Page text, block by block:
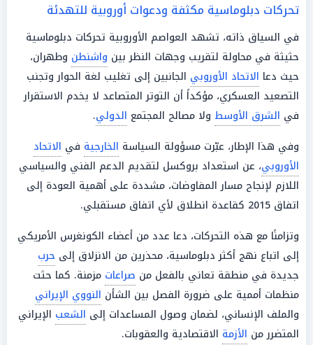
تحركات دبلوماسية مكثفة ودعوات أوروبية للتهدئة
في السياق ذاته، تشهد العواصم الأوروبية تحركات دبلوماسية
حثيثة في محاولة لتقريب وجهات النظر بين واشنطن وطهران،
حيث دعا الاتحاد الأوروبي الجانبين إلى تغليب لغة الحوار وتجنب
التصعيد العسكري، مؤكداً أن التوتر المتصاعد لا يخدم الاستقرار
في الشرق الأوسط ولا مصالح المجتمع الدولي.
وفي هذا الإطار، عبّرت مسؤولة السياسة الخارجية في الاتحاد
الأوروبي، عن استعداد بروكسل لتقديم الدعم الفني والسياسي
اللازم لإنجاح مسار المفاوضات، مشددة على أهمية العودة إلى
اتفاق 2015 كقاعدة انطلاق لأي اتفاق مستقبلي.
وتزامنًا مع هذه التحركات، دعا عدد من أعضاء الكونغرس الأمريكي
إلى اتباع نهج أكثر دبلوماسية، محذرين من الانزلاق إلى حرب
جديدة في منطقة تعاني بالفعل من صراعات مزمنة. كما حثت
منظمات أممية على ضرورة الفصل بين الشأن النووي الإيراني
والملف الإنساني، لضمان وصول المساعدات إلى الشعب الإيراني
المتضرر من الأزمة الاقتصادية والعقوبات.